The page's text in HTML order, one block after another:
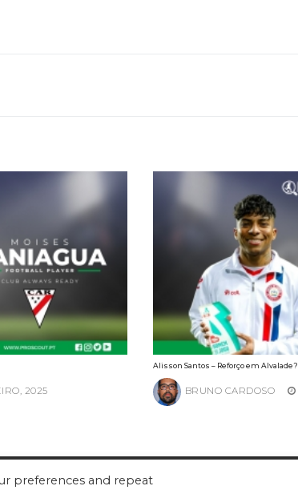
2025
Alisson Santos – Reforço em Alvalade?
BRUNO CARDOSO
preferences and repeat